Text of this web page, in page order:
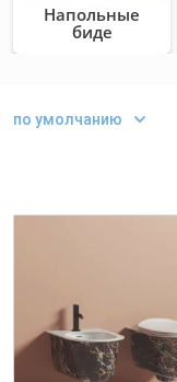
Напольные
биде
по умолчанию